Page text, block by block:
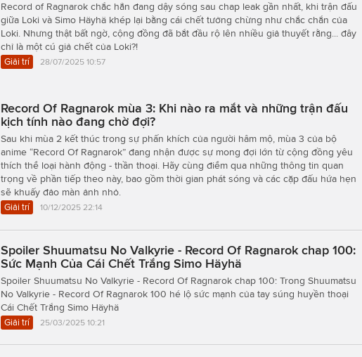
Record of Ragnarok chắc hẳn đang dậy sóng sau chap leak gần nhất, khi trận đấu
giữa Loki và Simo Häyhä khép lại bằng cái chết tưởng chừng như chắc chắn của
Loki. Nhưng thật bất ngờ, cộng đồng đã bắt đầu rộ lên nhiều giả thuyết rằng... đây
chỉ là một cú giả chết của Loki?!
Giải trí
28/07/2025 10:57
Record Of Ragnarok mùa 3: Khi nào ra mắt và những trận đấu
kịch tính nào đang chờ đợi?
Sau khi mùa 2 kết thúc trong sự phấn khích của người hâm mộ, mùa 3 của bộ
anime “Record Of Ragnarok” đang nhận được sự mong đợi lớn từ cộng đồng yêu
thích thể loại hành động - thần thoại. Hãy cùng điểm qua những thông tin quan
trọng về phần tiếp theo này, bao gồm thời gian phát sóng và các cặp đấu hứa hẹn
sẽ khuấy đảo màn ảnh nhỏ.
Giải trí
10/12/2025 22:14
Spoiler Shuumatsu No Valkyrie - Record Of Ragnarok chap 100:
Sức Mạnh Của Cái Chết Trắng Simo Häyhä
Spoiler Shuumatsu No Valkyrie - Record Of Ragnarok chap 100: Trong Shuumatsu
No Valkyrie - Record Of Ragnarok 100 hé lộ sức mạnh của tay súng huyền thoại
Cái Chết Trắng Simo Häyhä
Giải trí
25/03/2025 10:21